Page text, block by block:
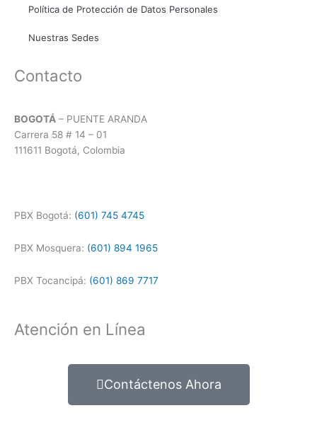
Política de Protección de Datos Personales
Nuestras Sedes
Contacto
BOGOTÁ – PUENTE ARANDA
Carrera 58 # 14 – 01
111611 Bogotá, Colombia
PBX Bogotá: (601) 745 4745
PBX Mosquera: (601) 894 1965
PBX Tocancipá: (601) 869 7717
Atención en Línea
Contáctenos Ahora